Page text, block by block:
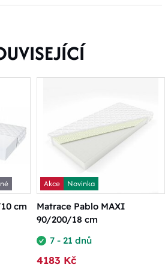
cm
Akce
Novinka
Matrace Pablo MAXI
90/200/18 cm
7 - 21 dnů
4183 Kč